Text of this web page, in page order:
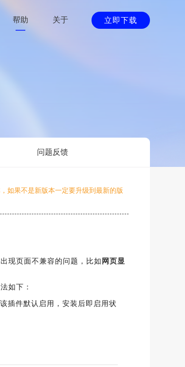
帮助 关于 立即下载
问题反馈
如果不是新版本一定要升级到最新的版
现页面不兼容的问题，比如 网页显
如下：
插件默认启用，安装后即启用状